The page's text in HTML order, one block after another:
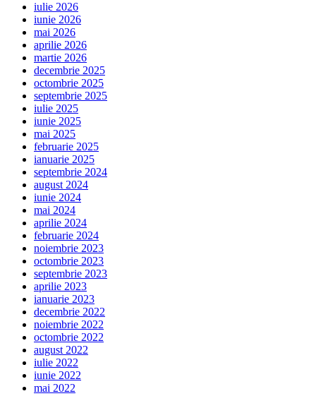
iulie 2026
iunie 2026
mai 2026
aprilie 2026
martie 2026
decembrie 2025
octombrie 2025
septembrie 2025
iulie 2025
iunie 2025
mai 2025
februarie 2025
ianuarie 2025
septembrie 2024
august 2024
iunie 2024
mai 2024
aprilie 2024
februarie 2024
noiembrie 2023
octombrie 2023
septembrie 2023
aprilie 2023
ianuarie 2023
decembrie 2022
noiembrie 2022
octombrie 2022
august 2022
iulie 2022
iunie 2022
mai 2022